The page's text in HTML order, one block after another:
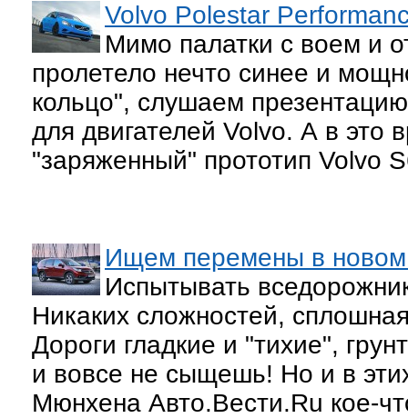
Volvo Polestar
Мимо палатки с воем и
пролетело нечто синее и
кольцо", слушаем
для двигателей Volvo. А в это
"заряженный" прототип Volvo
Ищем перемены в новом
Испытывать
Никаких сложностей,
Дороги гладкие и "тихие",
и вовсе не сыщешь! Но и в
Мюнхена Авто.Вести.Ru кое-